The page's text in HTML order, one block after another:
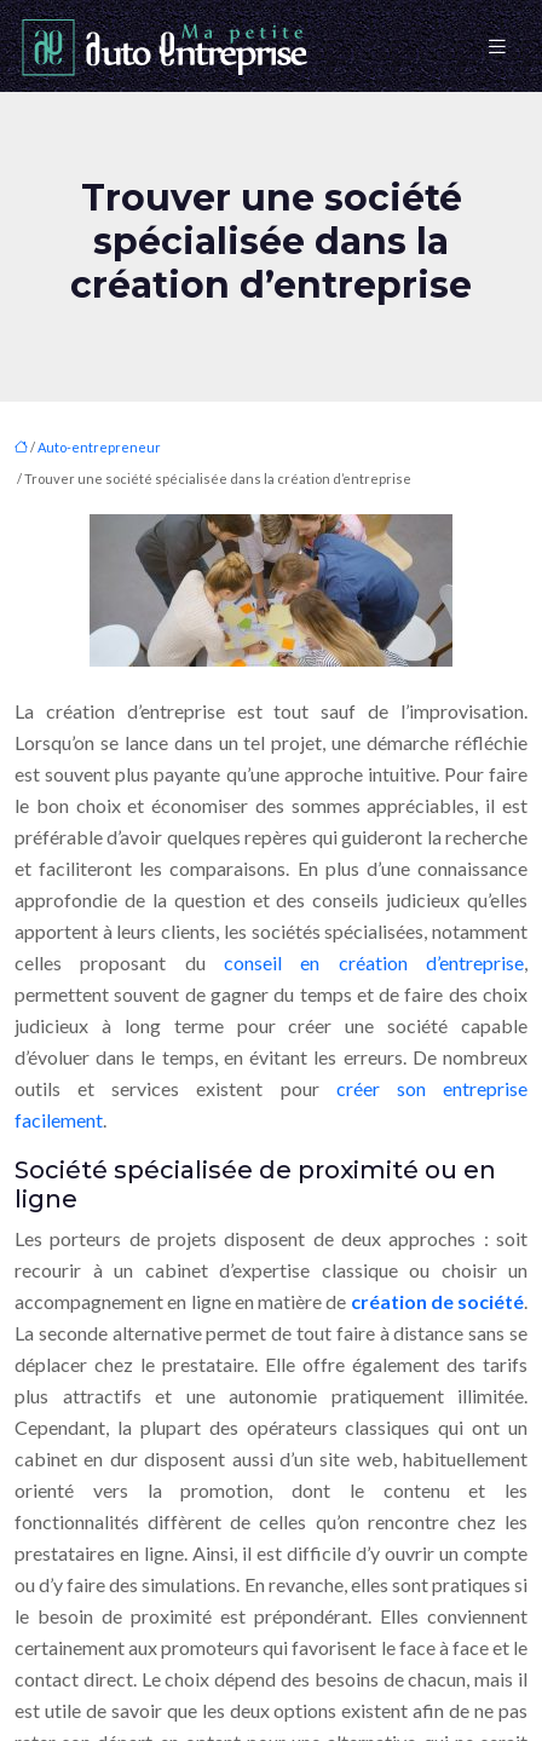
Trouver une société
spécialisée dans la
création d’entreprise
/Auto-entrepreneur
/ Trouver une société spécialisée dans la création d’entreprise
La création d’entreprise est tout sauf de l’improvisation.
Lorsqu’on se lance dans un tel projet, une démarche réfléchie
est souvent plus payante qu’une approche intuitive. Pour faire
le bon choix et économiser des sommes appréciables, il est
préférable d’avoir quelques repères qui guideront la recherche
et faciliteront les comparaisons. En plus d’une connaissance
approfondie de la question et des conseils judicieux qu’elles
apportent à leurs clients, les sociétés spécialisées, notamment
celles proposant du conseil en création d’entreprise,
permettent souvent de gagner du temps et de faire des choix
judicieux à long terme pour créer une société capable
d’évoluer dans le temps, en évitant les erreurs. De nombreux
outils et services existent pour créer son entreprise
facilement.
Société spécialisée de proximité ou en
ligne
Les porteurs de projets disposent de deux approches : soit
recourir à un cabinet d’expertise classique ou choisir un
accompagnement en ligne en matière de création de société.
La seconde alternative permet de tout faire à distance sans se
déplacer chez le prestataire. Elle offre également des tarifs
plus attractifs et une autonomie pratiquement illimitée.
Cependant, la plupart des opérateurs classiques qui ont un
cabinet en dur disposent aussi d’un site web, habituellement
orienté vers la promotion, dont le contenu et les
fonctionnalités diffèrent de celles qu’on rencontre chez les
prestataires en ligne. Ainsi, il est difficile d’y ouvrir un compte
ou d’y faire des simulations. En revanche, elles sont pratiques si
le besoin de proximité est prépondérant. Elles conviennent
certainement aux promoteurs qui favorisent le face à face et le
contact direct. Le choix dépend des besoins de chacun, mais il
est utile de savoir que les deux options existent afin de ne pas